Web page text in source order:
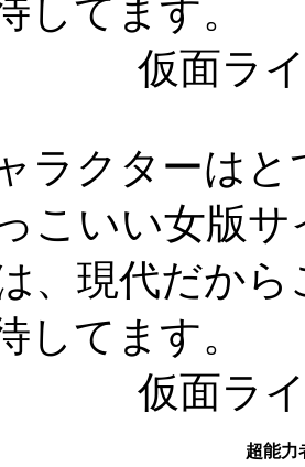
してます。
仮面ラ
ラクターは
こいい女版
、現代だか
してます。
仮面ラ
超能力